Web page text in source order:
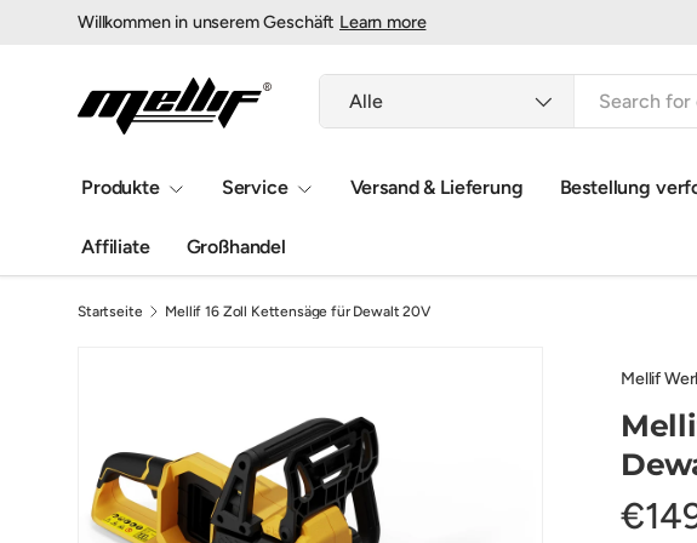
Willkommen in unserem Geschäft Learn more
Alle
Produkte Service Versand & Lieferung Bestellung
Affiliate Großhandel
Startseite Mellif 16 Zoll Kettensäge für Dewalt 20V
Mellif